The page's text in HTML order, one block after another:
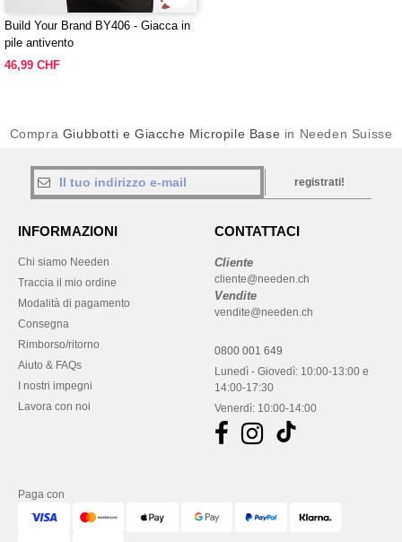
Build Your Brand BY406 - Giacca in
pile antivento
46,99 CHF
Compra Giubbotti e Giacche Micropile Base in Needen Suisse
registrati!
INFORMAZIONI
Chi siamo Needen
Traccia il mio ordine
Modalità di pagamento
Consegna
Rimborso/ritorno
Aiuto & FAQs
I nostri impegni
Lavora con noi
CONTATTACI
Cliente
cliente@needen.ch
Vendite
vendite@needen.ch
0800 001 649
Lunedì - Giovedì: 10:00-13:00 e
14:00-17:30
Venerdì: 10:00-14:00
Paga con